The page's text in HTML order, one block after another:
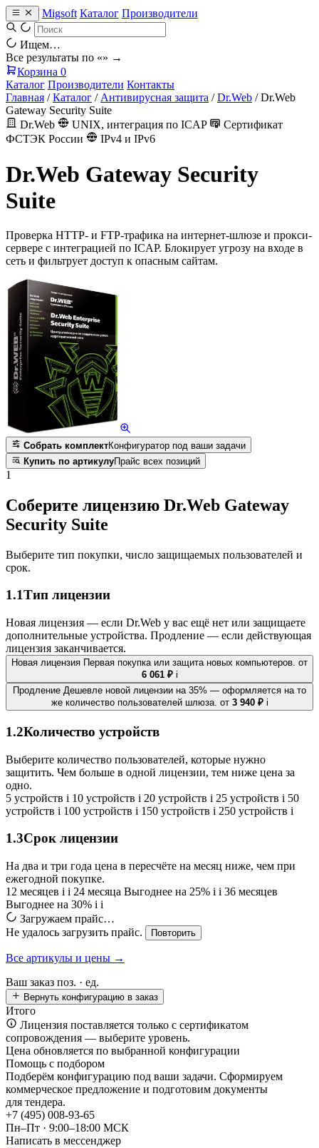
Migsoft Каталог Производители
Ищем…
Все результаты по «» →
Корзина 0
Каталог Производители Контакты
Главная / Каталог / Антивирусная защита / Dr.Web / Dr.Web
Gateway Security Suite
Dr.Web
UNIX, интеграция по ICAP
Сертификат
ФСТЭК России
IPv4 и IPv6
Dr.Web Gateway Security
Suite
Проверка HTTP- и FTP-трафика на интернет-шлюзе и прокси-
сервере с интеграцией по ICAP. Блокирует угрозу на входе в
сеть и фильтрует доступ к опасным сайтам.
Собрать комплектКонфигуратор под ваши задачи
Купить по артикулуПрайс всех позиций
1
Соберите лицензию Dr.Web Gateway
Security Suite
Выберите тип покупки, число защищаемых пользователей и
срок.
1.1Тип лицензии
Новая лицензия — если Dr.Web у вас ещё нет или защищаете
дополнительные устройства. Продление — если действующая
лицензия заканчивается.
Новая лицензия Первая покупка или защита новых компьютеров. от
6 061 ₽ i
Продление Дешевле новой лицензии на 35% — оформляется на то
же количество пользователей шлюза. от 3 940 ₽ i
1.2Количество устройств
Выберите количество пользователей, которые нужно
защитить. Чем больше в одной лицензии, тем ниже цена за
одно.
5 устройств i 10 устройств i 20 устройств i 25 устройств i 50
устройств i 100 устройств i 150 устройств i 250 устройств i
1.3Срок лицензии
На два и три года цена в пересчёте на месяц ниже, чем при
ежегодной покупке.
12 месяцев i i 24 месяца Выгоднее на 25% i i 36 месяцев
Выгоднее на 30% i i
Загружаем прайс…
Не удалось загрузить прайс.
Повторить
Все артикулы и цены →
Ваш заказ поз. · ед.
Вернуть конфигурацию в заказ
Итого
Лицензия поставляется только с сертификатом
сопровождения — выберите уровень.
Цена обновляется по выбранной конфигурации
Помощь с подбором
Подберём конфигурацию под ваши задачи. Сформируем
коммерческое предложение и подготовим документы
для тендера.
+7 (495) 008-93-65
Пн–Пт · 9:00–18:00 МСК
Написать в мессенджер